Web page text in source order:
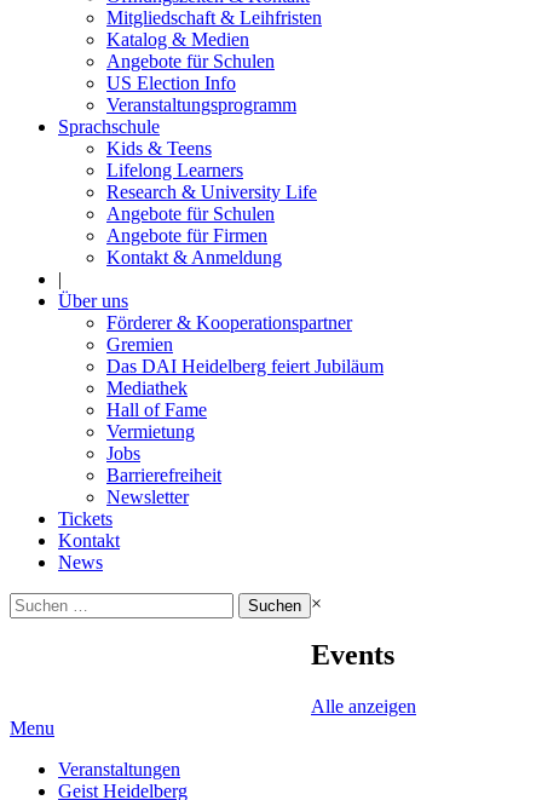
Mitgliedschaft & Leihfristen
Katalog & Medien
Angebote für Schulen
US Election Info
Veranstaltungsprogramm
Sprachschule
Kids & Teens
Lifelong Learners
Research & University Life
Angebote für Schulen
Angebote für Firmen
Kontakt & Anmeldung
|
Über uns
Förderer & Kooperationspartner
Gremien
Das DAI Heidelberg feiert Jubiläum
Mediathek
Hall of Fame
Vermietung
Jobs
Barrierefreiheit
Newsletter
Tickets
Kontakt
News
Suchen
nach:
×
Events
Alle anzeigen
Menu
Veranstaltungen
Geist Heidelberg